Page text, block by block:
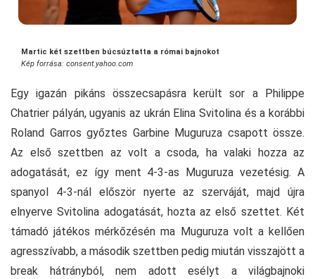
Martic két szettben búcsúztatta a római bajnokot
Kép forrása: consent.yahoo.com
Egy igazán pikáns összecsapásra került sor a Philippe
Chatrier pályán, ugyanis az ukrán Elina Svitolina és a korábbi
Roland Garros győztes Garbine Muguruza csapott össze.
Az első szettben az volt a csoda, ha valaki hozza az
adogatását, ez így ment 4-3-as Muguruza vezetésig. A
spanyol 4-3-nál először nyerte az szerváját, majd újra
elnyerve Svitolina adogatását, hozta az első szettet. Két
támadó játékos mérkőzésén ma Muguruza volt a kellően
agresszívabb, a második szettben pedig miután visszajött a
break hátrányból, nem adott esélyt a világbajnoki